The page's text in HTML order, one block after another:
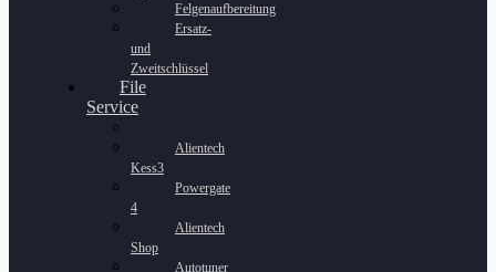
Felgenaufbereitung
Ersatz-
und
Zweitschlüssel
File
Service
Alientech
Kess3
Powergate
4
Alientech
Shop
Autotuner